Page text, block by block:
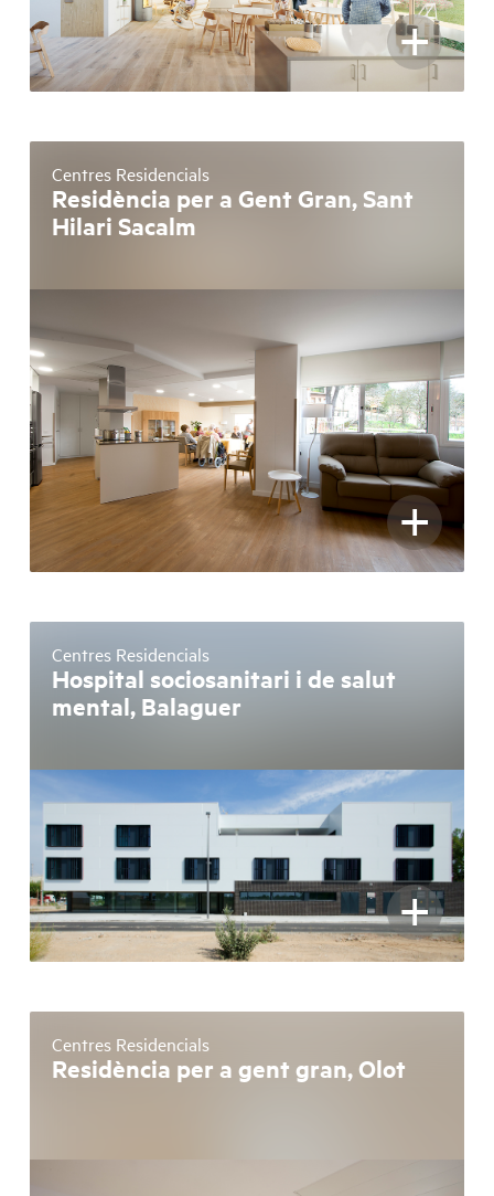
+
Centres Residencials
Residència per a Gent Gran, Sant
Hilari Sacalm
+
Centres Residencials
Hospital sociosanitari i de salut
mental, Balaguer
+
Centres Residencials
Residència per a gent gran, Olot